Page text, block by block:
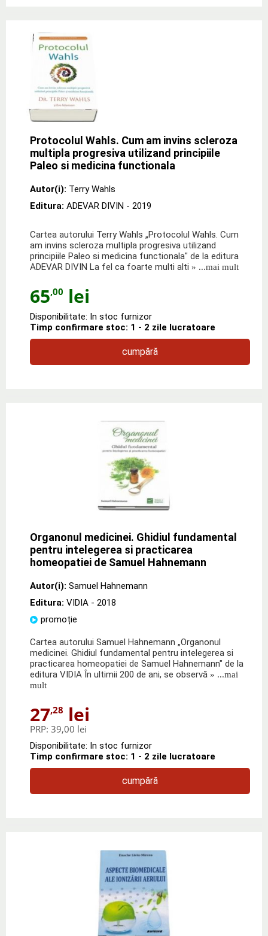
Protocolul Wahls. Cum am invins scleroza
multipla progresiva utilizand principiile
Paleo si medicina functionala
Autor(i): Terry Wahls
Editura: ADEVAR DIVIN - 2019
Cartea autorului Terry Wahls „Protocolul Wahls. Cum
am invins scleroza multipla progresiva utilizand
principiile Paleo si medicina functionala" de la editura
ADEVAR DIVIN La fel ca foarte multi alti » ...mai mult
65,00 lei
Disponibilitate: In stoc furnizor
Timp confirmare stoc: 1 - 2 zile lucratoare
cumpără
Organonul medicinei. Ghidiul fundamental
pentru intelegerea si practicarea
homeopatiei de Samuel Hahnemann
Autor(i): Samuel Hahnemann
Editura: VIDIA - 2018
promoție
Cartea autorului Samuel Hahnemann „Organonul
medicinei. Ghidiul fundamental pentru intelegerea si
practicarea homeopatiei de Samuel Hahnemann" de la
editura VIDIA În ultimii 200 de ani, se observă » ...mai
mult
27,28 lei
PRP: 39,00 lei
Disponibilitate: In stoc furnizor
Timp confirmare stoc: 1 - 2 zile lucratoare
cumpără